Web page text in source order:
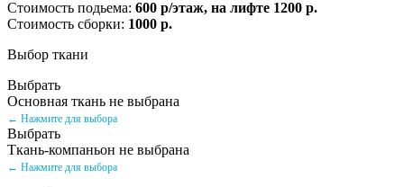
Стоимость подьема: 600 р/этаж, на лифте 1200 р.
Стоимость сборки: 1000 р.
Выбор ткани
Выбрать
Основная ткань не выбрана
← Нажмите для выбора
Выбрать
Ткань-компаньон не выбрана
← Нажмите для выбора